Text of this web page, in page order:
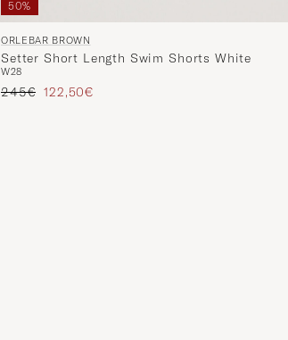
50%
ORLEBAR BROWN
Setter Short Length Swim Shorts White
W28
Regulärer Preis
245€ Reduzierter Preis
122,50€